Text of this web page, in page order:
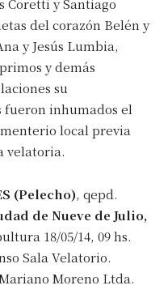
*
Coretti y Santiago
del corazón Belén y
y Jesús Lumbia,
y demás
su
fueron inhumados el
local previa
velatoria.
(Pelecho), qepd.
de Nueve de Julio,
18/05/14, 09 hs.
Sala Velatorio.
Moreno Ltda.